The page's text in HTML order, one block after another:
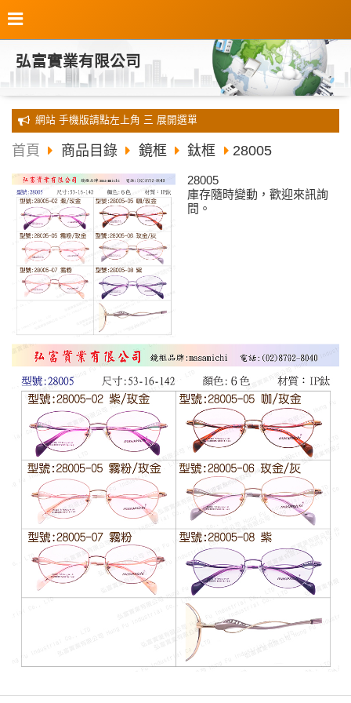
弘富實業有限公司
全新 網站 手機版請點左上角 三 展開選單
首頁 商品目錄 鏡框 鈦框 28005
28005
庫存隨時變動，歡迎來訊詢
問。